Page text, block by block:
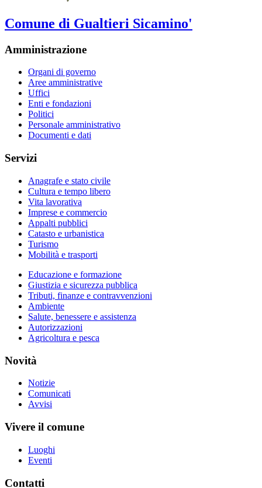
Comune di Gualtieri Sicamino'
Amministrazione
Organi di governo
Aree amministrative
Uffici
Enti e fondazioni
Politici
Personale amministrativo
Documenti e dati
Servizi
Anagrafe e stato civile
Cultura e tempo libero
Vita lavorativa
Imprese e commercio
Appalti pubblici
Catasto e urbanistica
Turismo
Mobilità e trasporti
Educazione e formazione
Giustizia e sicurezza pubblica
Tributi, finanze e contravvenzioni
Ambiente
Salute, benessere e assistenza
Autorizzazioni
Agricoltura e pesca
Novità
Notizie
Comunicati
Avvisi
Vivere il comune
Luoghi
Eventi
Contatti